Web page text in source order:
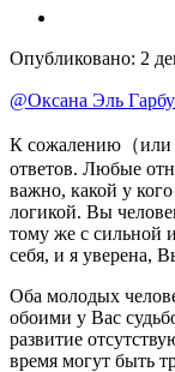
Опубликовано: 2
@Оксана Эль
К сожалению（или
ответов. Любые
важно, какой у
логикой. Вы
тому же с сильной
себя, и я уверена,
Оба молодых
обоими у Вас
развитие
время могут быть